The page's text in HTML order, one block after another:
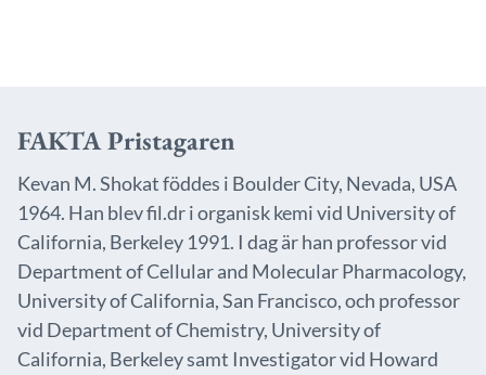
FAKTA Pristagaren
Kevan M. Shokat föddes i Boulder City, Nevada, USA
1964. Han blev fil.dr i organisk kemi vid University of
California, Berkeley 1991. I dag är han professor vid
Department of Cellular and Molecular Pharmacology,
University of California, San Francisco, och professor
vid Department of Chemistry, University of
California, Berkeley samt Investigator vid Howard